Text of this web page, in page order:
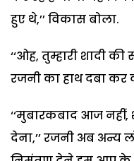
हुए थे,’’ विकास बोला.
‘‘ओह, तुम्हारी शादी
रजनी का हाथ दबा कर
‘‘मुबारकबाद आज
देना,’’ रजनी अब अन्य